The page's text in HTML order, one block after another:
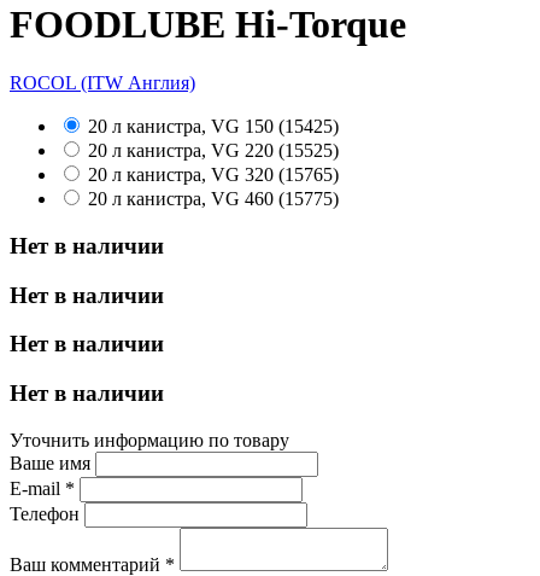
FOODLUBE Hi-Torque
ROCOL (ITW Англия)
20 л канистра, VG 150 (15425)
20 л канистра, VG 220 (15525)
20 л канистра, VG 320 (15765)
20 л канистра, VG 460 (15775)
Нет в наличии
Нет в наличии
Нет в наличии
Нет в наличии
Уточнить информацию по товару
Ваше имя
E-mail *
Телефон
Ваш комментарий *